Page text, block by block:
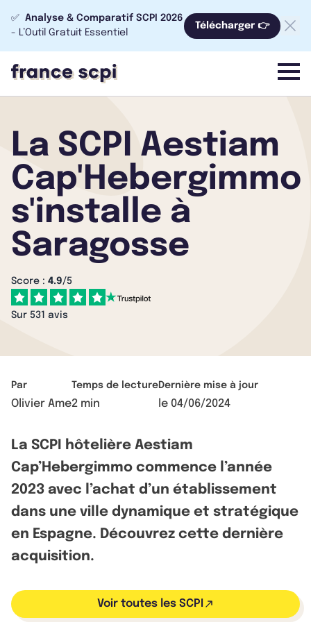
✅ Analyse & Comparatif SCPI 2026
- L’Outil Gratuit Essentiel
Télécharger 👉
menu
La SCPI Aestiam
Cap'Hebergimmo
s'installe à
Saragosse
Score : 4.9/5
Sur 531 avis
Par
Olivier Ame
Temps de lecture
2 min
Dernière mise à jour
le 04/06/2024
La SCPI hôtelière Aestiam
Cap’Hebergimmo commence l’année
2023 avec l’achat d’un établissement
dans une ville dynamique et stratégique
en Espagne. Découvrez cette dernière
acquisition.
Voir toutes les SCPI